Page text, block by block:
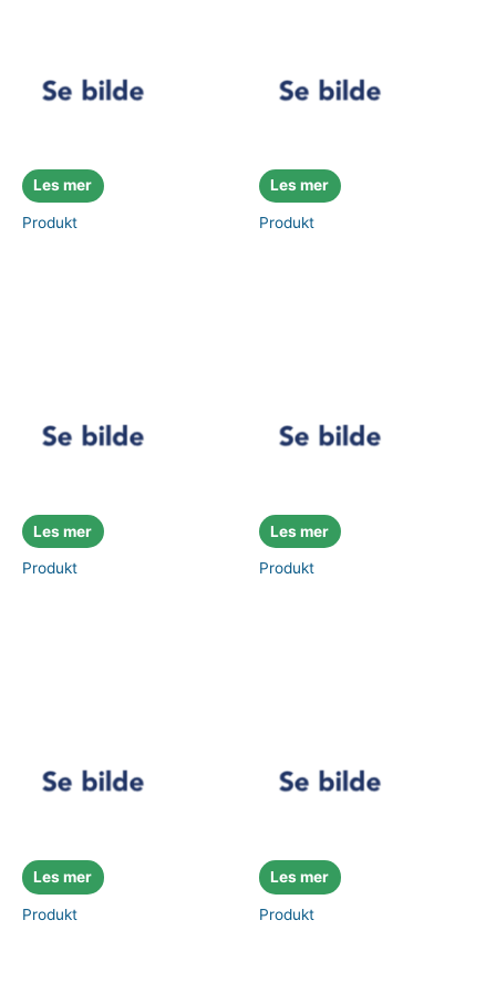
Les mer
Produkt
Les mer
Produkt
Les mer
Produkt
Les mer
Produkt
Les mer
Produkt
Les mer
Produkt